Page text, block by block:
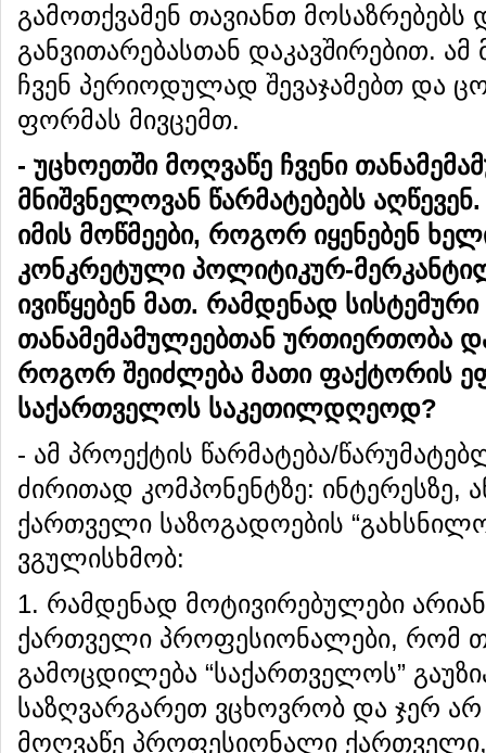
გამოთქვამენ თავიანთ მოსაზრებებს
განვითარებასთან დაკავშირებით. ამ
ჩვენ პერიოდულად შევაჯამებთ და
ფორმას მივცემთ.
- უცხოეთში მოღვაწე ჩვენი
მნიშვნელოვან წარმატებებს აღწევენ
იმის მოწმეები, როგორ იყენებენ
კონკრეტული პოლიტიკურ-
ივიწყებენ მათ. რამდენად სისტემური
თანამემამულეებთან ურთიერთობა
როგორ შეიძლება მათი ფაქტორის
საქართველოს საკეთილდღეოდ?
- ამ პროექტის წარმატება/
ძირითად კომპონენტზე: ინტერესზე,
ქართველი საზოგადოების
ვგულისხმობ:
1. რამდენად მოტივირებულები
ქართველი პროფესიონალები, რომ
გამოცდილება “საქართველოს”
საზღვარგარეთ ვცხოვრობ და ჯერ
მოღვაწე პროფესიონალი